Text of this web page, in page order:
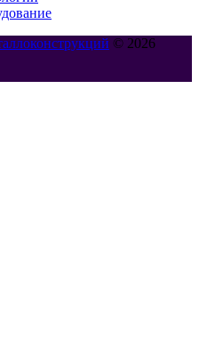
© 2026